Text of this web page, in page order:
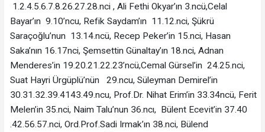
1.2.4.5.6.7.8.26.27.28.nci , Ali Fethi Okyar’ın 3.ncü,Celal
Bayar’ın 9.10’ncu, Refik Saydam’ın 11.12.nci, Şükrü
Saraçoğlu’nun 13.14.ncü, Recep Peker’in 15.nci, Hasan
Saka’nın 16.17nci, Şemsettin Günaltay’ın 18.nci, Adnan
Menderes’in 19.20.21.22.23’ncü,Cemal Gürsel’in 24.25.nci,
Suat Hayri Ürgüplü’nün 29.ncu, Süleyman Demirel’in
30.31.32.39.4143.49.ncu, Prof.Dr. Nihat Erim’in 33.34ncü, Ferit
Melen’in 35.nci, Naim Talu’nun 36.ncı, Bülent Ecevit’in 37.40
.42.56.57.nci, Ord.Prof.Sadi Irmak’ın 38.nci, Bülend